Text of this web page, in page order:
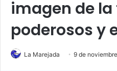
imagen de
poderosos y
La Marejada 9 de